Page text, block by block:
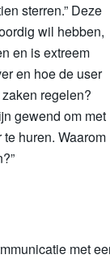
sterren.” Deze
wil hebben,
en is extreem
en hoe de user
regelen?
gewend om met
huren. Waarom
met